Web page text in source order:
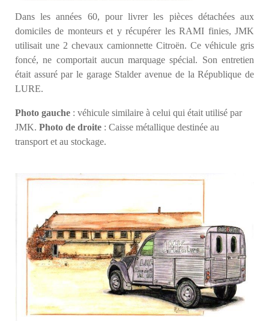
Dans les années 60, pour livrer les pièces détachées aux
domiciles de monteurs et y récupérer les RAMI finies, JMK
utilisait une 2 chevaux camionnette Citroën. Ce véhicule gris
foncé, ne comportait aucun marquage spécial. Son entretien
était assuré par le garage Stalder avenue de la République de
LURE.
Photo gauche : véhicule similaire à celui qui était utilisé par
JMK. Photo de droite : Caisse métallique destinée au
transport et au stockage.